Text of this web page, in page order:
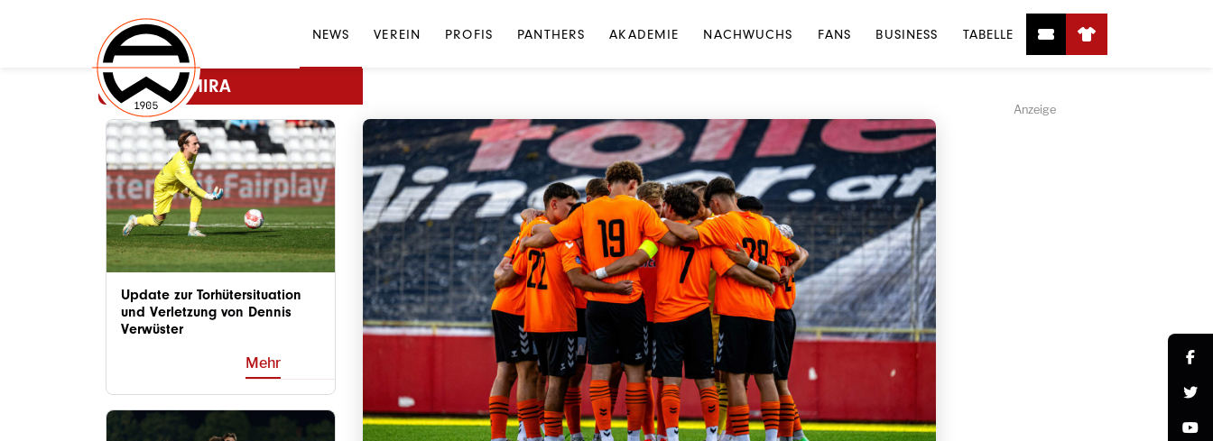
NEWS VEREIN PROFIS PANTHERS AKADEMIE NACHWUCHS FANS BUSINESS TABELLE
MEHR ADMIRA
Update zur Torhütersituation
und Verletzung von Dennis
Verwüster
Mehr
Anzeige